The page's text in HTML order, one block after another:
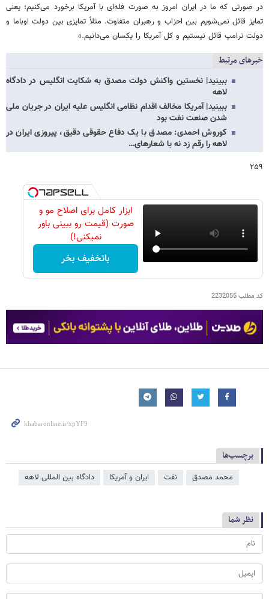
در صورتی که ما در ایران امروز به صورت فله‌ای با آمریکا برخورد می‌کنیم؛ یعنی
تمایز قائل نمی‌شویم بین احزاب و رهبران متفاوت. مثلاً تمایزی بین دولت اوباما و
دولت ترامپ قائل نیستیم و کل آمریکا را یکسان می‌دانیم.»
خبرهای مرتبط
ببینید| نخستین واکنش دولت مصدق به شکایت انگلیس در دادگاه
لاهه
ببینید| آمریکا مخالف اقدام نظامی انگلیس علیه ایران در جریان ملی
شدن صنعت نفت بود
کوروش احمدی: مصدق با یک دفاع حقوقی دقیق، پیروزی ایران در
لاهه را رقم زد نه با شعارهای…
۲۵۹
ابزار کامل برای اصلاح مو و
صورت (قیمت رو ببینی باور
نمیکنی!)
باتخفیف بخر
کد مطلب2232055
برچسب‌ها
محمد مصدق نفت ایران و آمریکا دادگاه بین المللی لاهه
نظر شما